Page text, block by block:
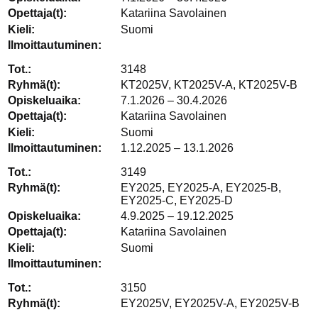
Katariina Savolainen
Suomi
3148
KT2025V, KT2025V-A, KT2025V-B
7.1.2026 – 30.4.2026
Katariina Savolainen
Suomi
1.12.2025 – 13.1.2026
3149
EY2025, EY2025-A, EY2025-B,
EY2025-C, EY2025-D
4.9.2025 – 19.12.2025
Katariina Savolainen
Suomi
3150
EY2025V, EY2025V-A, EY2025V-B